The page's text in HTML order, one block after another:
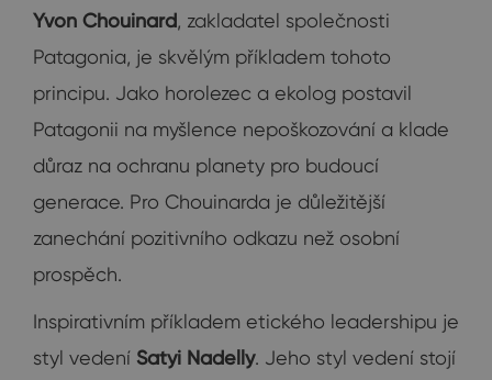
Yvon Chouinard, zakladatel společnosti
Patagonia, je skvělým příkladem tohoto
principu. Jako horolezec a ekolog postavil
Patagonii na myšlence nepoškozování a klade
důraz na ochranu planety pro budoucí
generace. Pro Chouinarda je důležitější
zanechání pozitivního odkazu než osobní
prospěch.
Inspirativním příkladem etického leadershipu je
styl vedení Satyi Nadelly. Jeho styl vedení stojí